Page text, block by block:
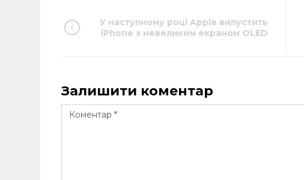
У наступному році Apple випустить
iPhone з невеликим екраном OLED
Залишити коментар